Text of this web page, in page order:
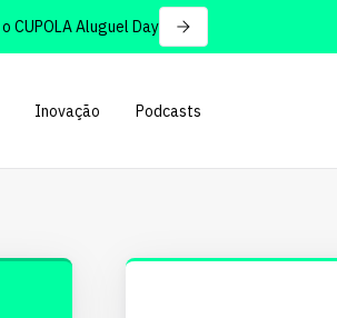
Aluguel Day
Inovação Podcasts